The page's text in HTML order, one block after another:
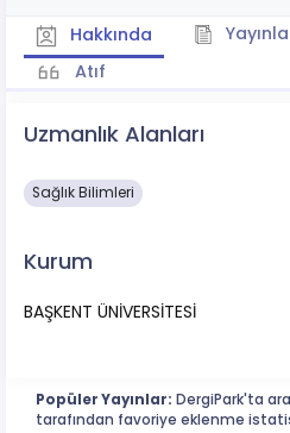
Hakkında
Atıf
Uzmanlık Alanları
Sağlık Bilimleri
Kurum
BAŞKENT ÜNİVERSİTESİ
Popüler Yayınlar: DergiPark'ta
tarafından favoriye eklenme